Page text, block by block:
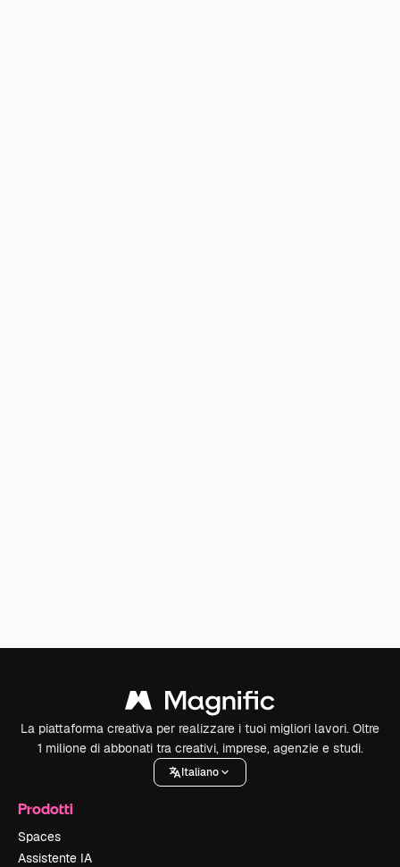
La piattaforma creativa per realizzare i tuoi migliori lavori. Oltre
1 milione di abbonati tra creativi, imprese, agenzie e studi.
Italiano
Prodotti
Spaces
Assistente IA